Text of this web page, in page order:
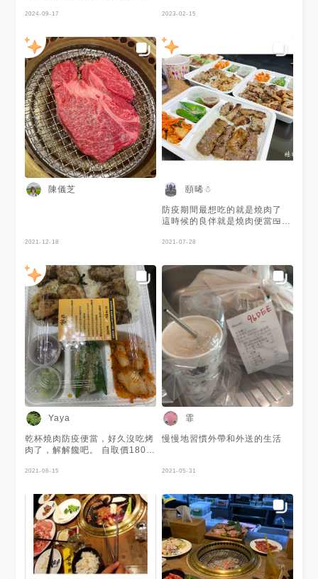
是美味 服務生超級貼心、幽默
2024-09-17 2023-02-15
陳儀芝
2021-12-18
頤晞☃
防疫期間最想吃的就是燒肉了
這時候的良伴就是燒肉便當🍱
訂吧😚 - 【澳洲和牛橫隔膜&伊
到了多位店員烘烤著燒肉口水都
流出來了🤤 燒肉醬香碳烤味十
足 肉質也不錯🥩 配料泡菜含有
蔥 個人覺得有點嗆口 山葵我也
不愛 拿給家人吃了😅 附的醬料
一罐類似辣醬 一罐是蔥醬 整體
來說肉不錯吃 但配菜稍嫌單調
還有附一碗清湯 喝起來蠻順口
的 #高雄#新興區 #頤晞的防疫
美食
2021-07-28
Yaya
乾杯燒肉防疫便當，好久沒吃烤
肉了，解解饞吧。 自取價180元
2021-06-15
霏
慢慢地習慣外帶和外送的生活
2021-05-31